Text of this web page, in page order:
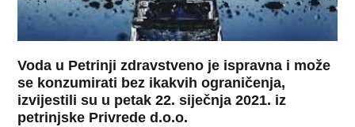
Voda u Petrinji zdravstveno je ispravna i može
se konzumirati bez ikakvih ograničenja,
izvijestili su u petak 22. siječnja 2021. iz
petrinjske Privrede d.o.o.